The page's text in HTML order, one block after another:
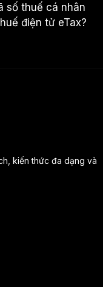
số thuế cá nhân
điện tử eTax?
kiến thức đa dạng và